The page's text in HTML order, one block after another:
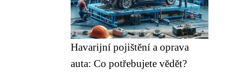
Havarijní pojištění a oprava
auta: Co potřebujete vědět?